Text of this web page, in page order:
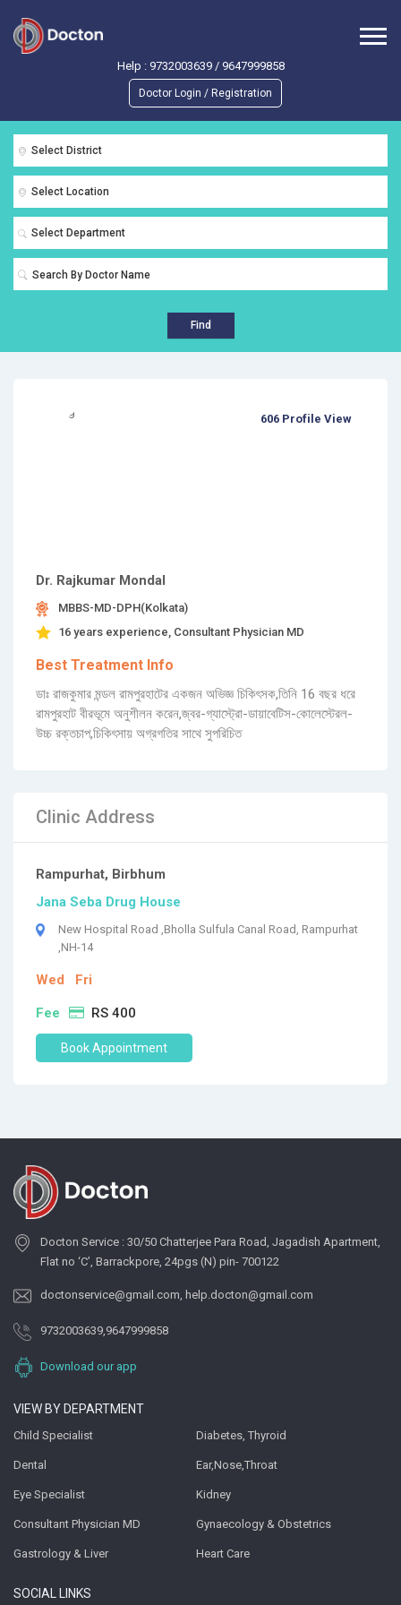
Help : 9732003639/ 9647999858
Doctor Login / Registration
Select District
Select Location
Select Department
Find
Dr. Rajkumar Mondal
MBBS-MD-DPH(Kolkata)
16 years experience, Consultant Physician MD
Best Treatment Info
ডাঃ রাজকুমার মন্ডল রামপুরহাটের একজন অভিজ্ঞ চিকিৎসক,তিনি 16 বছর ধরে
রামপুরহাট বীরভূমে অনুশীলন করেন,জ্বর-গ্যাস্ট্রো-ডায়াবেটিস-কোলেস্টেরল-
উচ্চ রক্তচাপ,চিকিৎসায় অগ্রগতির সাথে সুপরিচিত
606 Profile View
Clinic Address
Rampurhat, Birbhum
Jana Seba Drug House
New Hospital Road ,Bholla Sulfula Canal Road, Rampurhat
,NH-14
Wed Fri
Fee RS 400
Book Appointment
Docton Service : 30/50 Chatterjee Para Road, Jagadish Apartment,
Flat no ‘C’, Barrackpore, 24pgs (N) pin- 700122
doctonservice@gmail.com, help.docton@gmail.com
9732003639,9647999858
Download our app
VIEW BY DEPARTMENT
Child Specialist Diabetes, Thyroid
Dental Ear,Nose,Throat
Eye Specialist Kidney
Consultant Physician MD Gynaecology & Obstetrics
Gastrology & Liver Heart Care
SOCIAL LINKS